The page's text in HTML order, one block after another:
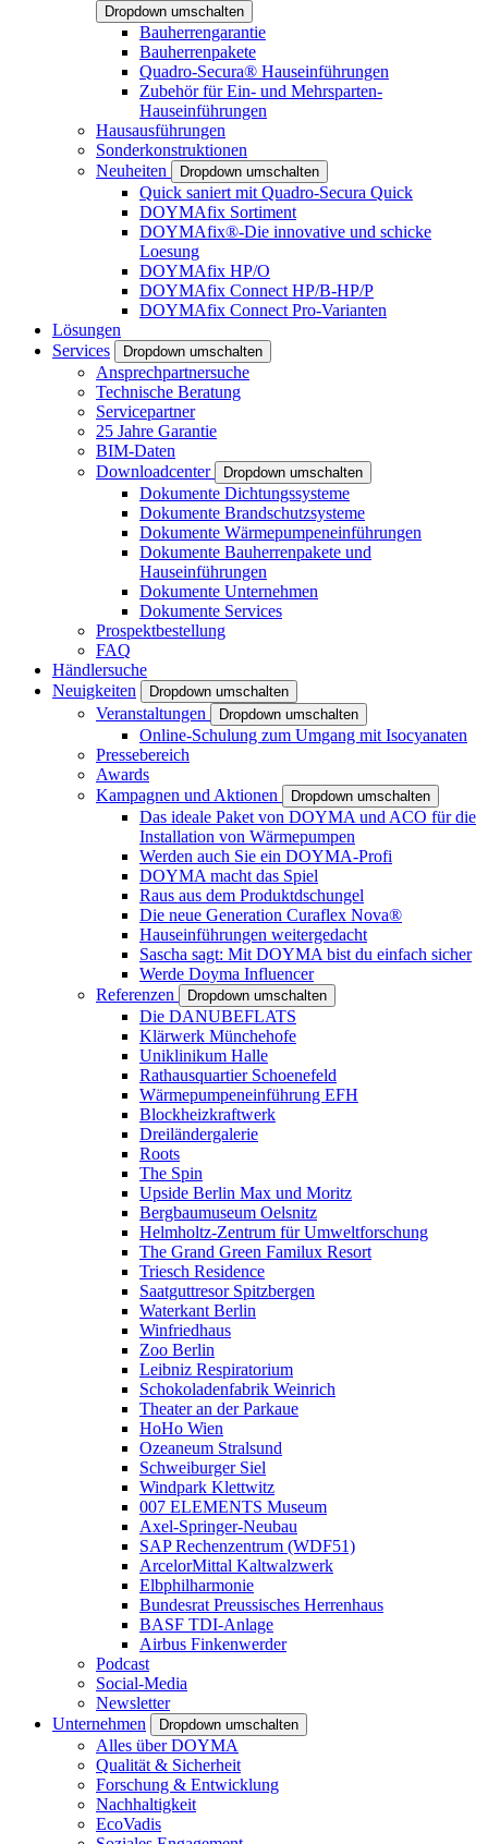
Dropdown umschalten
Bauherrengarantie
Bauherrenpakete
Quadro-Secura® Hauseinführungen
Zubehör für Ein- und Mehrsparten-
Hauseinführungen
Hausausführungen
Sonderkonstruktionen
Neuheiten
Dropdown umschalten
Quick saniert mit Quadro-Secura Quick
DOYMAfix Sortiment
DOYMAfix®-Die innovative und schicke
Loesung
DOYMAfix HP/O
DOYMAfix Connect HP/B-HP/P
DOYMAfix Connect Pro-Varianten
Lösungen
Services
Dropdown umschalten
Ansprechpartnersuche
Technische Beratung
Servicepartner
25 Jahre Garantie
BIM-Daten
Downloadcenter
Dropdown umschalten
Dokumente Dichtungssysteme
Dokumente Brandschutzsysteme
Dokumente Wärmepumpeneinführungen
Dokumente Bauherrenpakete und
Hauseinführungen
Dokumente Unternehmen
Dokumente Services
Prospektbestellung
FAQ
Händlersuche
Neuigkeiten
Dropdown umschalten
Veranstaltungen Dropdown umschalten
Online-Schulung zum Umgang mit Isocyanaten
Pressebereich
Awards
Kampagnen und Aktionen
Dropdown umschalten
Das ideale Paket von DOYMA und ACO für die
Installation von Wärmepumpen
Werden auch Sie ein DOYMA-Profi
DOYMA macht das Spiel
Raus aus dem Produktdschungel
Die neue Generation Curaflex Nova®
Hauseinführungen weitergedacht
Sascha sagt: Mit DOYMA bist du einfach sicher
Werde Doyma Influencer
Referenzen
Dropdown umschalten
Die DANUBEFLATS
Klärwerk Münchehofe
Uniklinikum Halle
Rathausquartier Schoenefeld
Wärmepumpeneinführung EFH
Blockheizkraftwerk
Dreiländergalerie
Roots
The Spin
Upside Berlin Max und Moritz
Bergbaumuseum Oelsnitz
Helmholtz-Zentrum für Umweltforschung
The Grand Green Familux Resort
Triesch Residence
Saatguttresor Spitzbergen
Waterkant Berlin
Winfriedhaus
Zoo Berlin
Leibniz Respiratorium
Schokoladenfabrik Weinrich
Theater an der Parkaue
HoHo Wien
Ozeaneum Stralsund
Schweiburger Siel
Windpark Klettwitz
007 ELEMENTS Museum
Axel-Springer-Neubau
SAP Rechenzentrum (WDF51)
ArcelorMittal Kaltwalzwerk
Elbphilharmonie
Bundesrat Preussisches Herrenhaus
BASF TDI-Anlage
Airbus Finkenwerder
Podcast
Social-Media
Newsletter
Unternehmen
Dropdown umschalten
Alles über DOYMA
Qualität & Sicherheit
Forschung & Entwicklung
Nachhaltigkeit
EcoVadis